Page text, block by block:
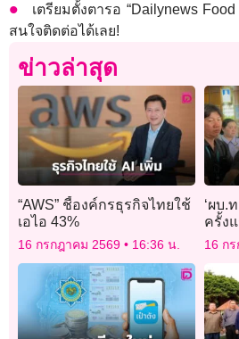
เตรียมตั้งตารอ “Dailynews
สนใจติดต่อได้เลย!
ข่าวล่าสุด
“AWS” ชี้องค์กรธุรกิจไทยใช้
เอไอ 43%
16 กรกฎาคม 2569 16:36 น.
‘ผบ.
ครั้ง
ตาม
16 ก